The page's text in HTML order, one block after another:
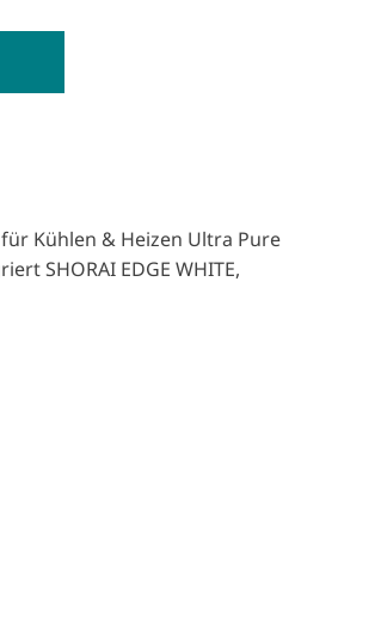
Kühlen & Heizen Ultra Pure
SHORAI EDGE WHITE,